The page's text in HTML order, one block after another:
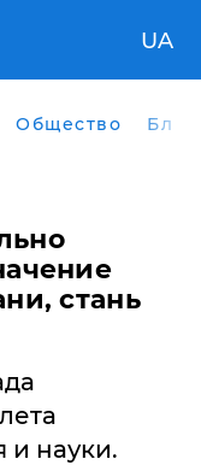
UA
Общество
стань
и науки.